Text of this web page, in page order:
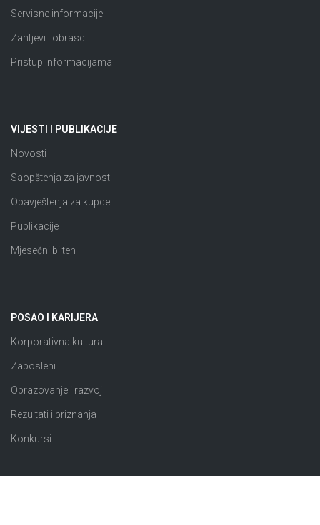
Servisne informacije
Zahtjevi i obrasci
Pristup informacijama
VIJESTI I PUBLIKACIJE
Novosti
Saopštenja za javnost
Obavještenja za kupce
Publikacije
Mjesečni bilten
POSAO I KARIJERA
Korporativna kultura
Zaposleni
Obrazovanje i razvoj
Rezultati i priznanja
Konkursi